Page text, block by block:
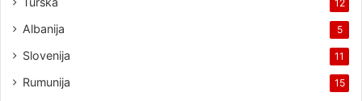
12
Albanija 5
Slovenija 11
Rumunija 15